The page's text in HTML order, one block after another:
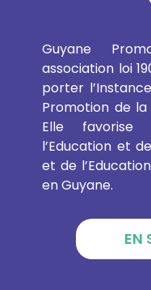
Guyane
association loi
porter
Promotion de la
Elle favorise
l’Education et
et de
en Guyane.
EN